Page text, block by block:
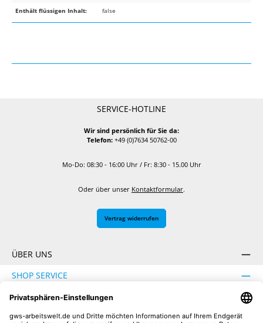
Enthält flüssigen Inhalt:
false
SERVICE-HOTLINE
Wir sind persönlich für Sie da:
Telefon:+49 (0)7634 50762-00
Mo-Do: 08:30 - 16:00 Uhr / Fr: 8:30 - 15.00 Uhr
Oder über unser Kontaktformular.
Vertrag widerrufen
ÜBER UNS
SHOP SERVICE
INFORMATION
SICHER EINKAUFEN